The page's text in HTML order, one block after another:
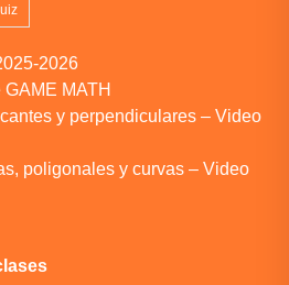
2026
MATH
y perpendiculares – Video
poligonales y curvas – Video